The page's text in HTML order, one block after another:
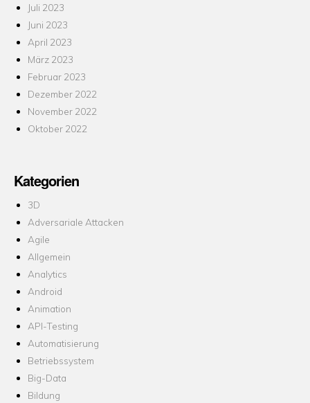
Juli 2023
Juni 2023
April 2023
März 2023
Februar 2023
Dezember 2022
November 2022
Oktober 2022
Kategorien
3D
Adversariale Attacken
Agile
Allgemein
Analytics
Android
Animation
API-Testing
Automatisierung
Betriebssystem
Big-Data
Bildung